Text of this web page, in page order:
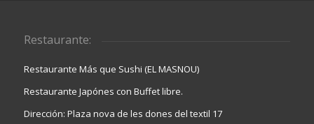
Restaurante:
Restaurante Más que Sushi (EL MASNOU)
Restaurante Japónes con Buffet libre.
Dirección: Plaza nova de les dones del textil 17